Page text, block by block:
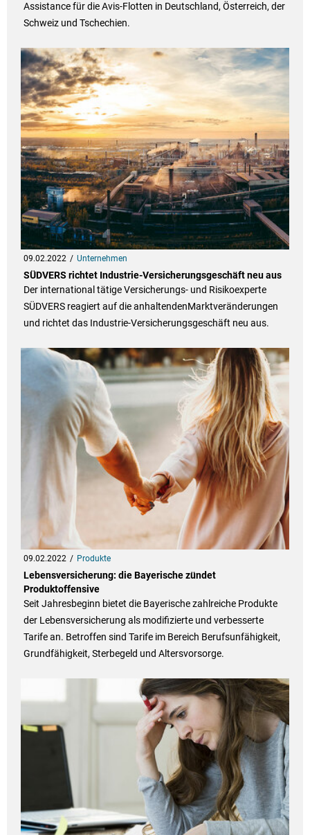
Assistance für die Avis-Flotten in Deutschland, Österreich, der
Schweiz und Tschechien.
09.02.2022 Unternehmen
SÜDVERS richtet Industrie-Versicherungsgeschäft neu aus
Der international tätige Versicherungs- und Risikoexperte
SÜDVERS reagiert auf die anhaltendenMarktveränderungen
und richtet das Industrie-Versicherungsgeschäft neu aus.
09.02.2022 Produkte
Lebensversicherung: die Bayerische zündet
Produktoffensive
Seit Jahresbeginn bietet die Bayerische zahlreiche Produkte
der Lebensversicherung als modifizierte und verbesserte
Tarife an. Betroffen sind Tarife im Bereich Berufsunfähigkeit,
Grundfähigkeit, Sterbegeld und Altersvorsorge.